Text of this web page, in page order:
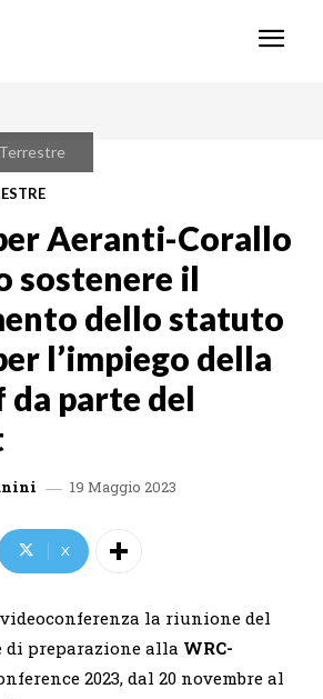
Aeranti-Corallo
sostenere il
dello statuto
l’impiego della
da parte del
19 Maggio 2023
X
la riunione del
di preparazione alla WRC-
2023, dal 20 novembre al